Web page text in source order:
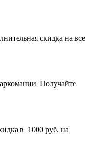
скидка на все
Получайте
в 1000 руб. на